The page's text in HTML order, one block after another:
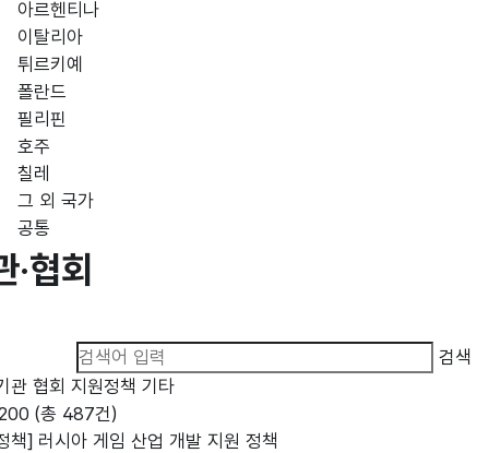
아르헨티나
이탈리아
튀르키예
폴란드
필리핀
호주
칠레
그 외 국가
공통
·협회
검색 분류
검색글 입력
검색
관 협회 지원정책 기타
(총 487건)
책] 러시아 게임 산업 개발 지원 정책